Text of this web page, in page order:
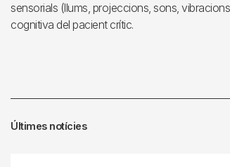
sensorials (llums, projeccions, sons,
cognitiva del pacient crític.
Últimes notícies